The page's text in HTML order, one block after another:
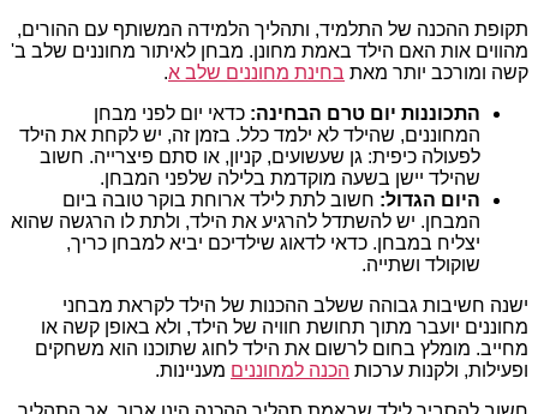
תקופת ההכנה של התלמיד, ותהליך הלמידה המשותף עם ההורים,
מהווים אות האם הילד באמת מחונן. מבחן לאיתור מחוננים שלב ב'
קשה ומורכב יותר מאת בחינת מחוננים שלב א.
התכוננות יום טרם הבחינה: כדאי יום לפני מבחן
המחוננים, שהילד לא ילמד כלל. בזמן זה, יש לקחת את הילד
לפעולה כיפית: גן שעשועים, קניון, או סתם פיצרייה. חשוב
שהילד יישן בשעה מוקדמת בלילה שלפני המבחן.
היום הגדול: חשוב לתת לילד ארוחת בוקר טובה ביום
המבחן. יש להשתדל להרגיע את הילד, ולתת לו הרגשה שהוא
יצליח במבחן. כדאי לדאוג שילדיכם יביא למבחן כריך,
שוקולד ושתייה.
ישנה חשיבות גבוהה ששלב ההכנות של הילד לקראת מבחני
מחוננים יועבר מתוך תחושת חוויה של הילד, ולא באופן קשה או
מחייב. מומלץ בחום לרשום את הילד לחוג שתוכנו הוא משחקים
ופעילות, ולקנות ערכות הכנה למחוננים מעניינות.